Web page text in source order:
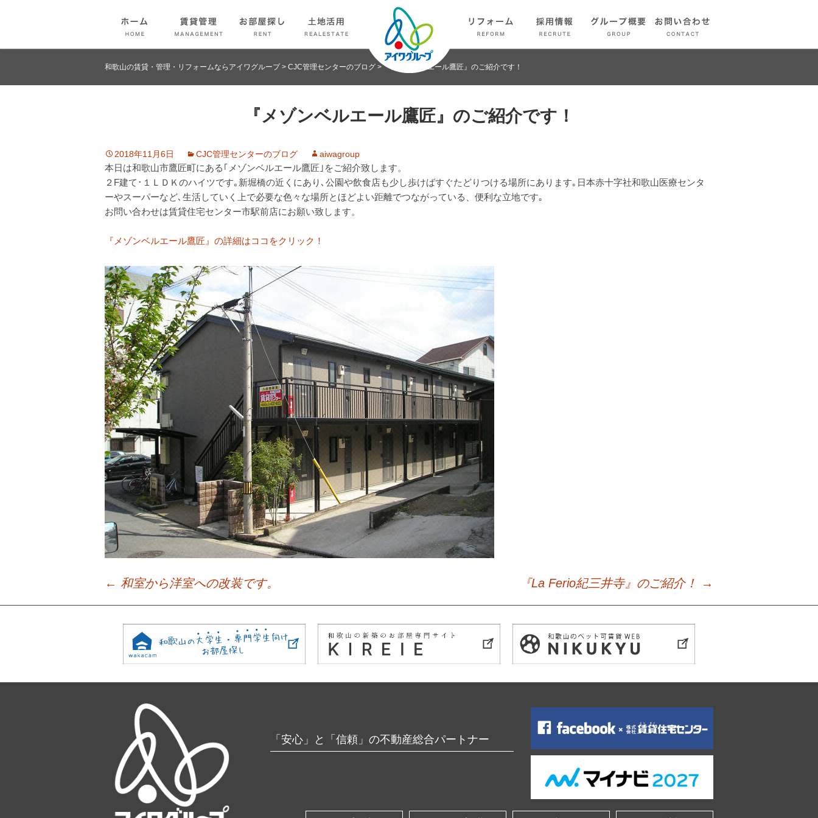
和歌山の賃貸・管理・リフォームならアイワグループ> CJC管理センターのブログ >『メゾンベルエール鷹匠』のご紹介です！
『メゾンベルエール鷹匠』のご紹介です！
2018年11月6日 CJC管理センターのブログ aiwagroup
本日は和歌山市鷹匠町にある｢メゾンベルエール鷹匠｣をご紹介致します。
２F建て･１ＬＤＫのハイツです｡新堀橋の近くにあり､公園や飲食店も少し歩けばすぐたどりつける場所にあります｡日本赤十字社和歌山医療センタ
ーやスーパーなど､生活していく上で必要な色々な場所とほどよい距離でつながっている、便利な立地です｡
お問い合わせは賃貸住宅センター市駅前店にお願い致します。
『メゾンベルエール鷹匠』の詳細はココをクリック！
Post
navigation
← 和室から洋室への改装です。 『La Ferio紀三井寺』のご紹介！ →
「安心」と「信頼」の不動産総合パートナー